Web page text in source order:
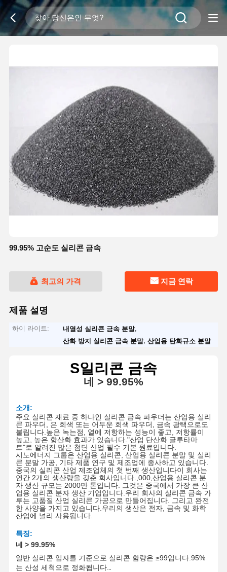
99.95% 고순도 실리콘 금속
최고의 가격 지금 연락
제품 설명
하이 라이트: 내열성 실리콘 금속 분말,
산화 방지 실리콘 금속 분말,산업용 탄화규소 분말
S일리콘 금속
네 > 99.95%
소개:
주요 실리콘 재료 중 하나인 실리콘 금속 파우더는 산업용 실리
콘 파우더, 은 회색 또는 어두운 회색 파우더, 금속 광택으로도
불립니다. 높은 녹는점, 열에 저항하는 성능이 좋고, 저항률이
높고, 높은 항산화 효과가 있습니다."산업 단산화 글루타마
트"로 알려진 많은 첨단 산업 필수 기본 원료입니다.
시노에너지 그룹은 산업용 실리콘, 산업용 실리콘 분말 및 실리
콘 분말 가공, 기타 제품 연구 및 제조업에 종사하고 있습니다.
중국의 실리콘 산업 제조업체의 첫 번째 생산입니다이 회사는
연간 2개의 생산량을 갖춘 회사입니다. ,000, 산업용 실리콘 분
자 생산 규모는 2000만 톤입니다. 그것은 중국에서 가장 큰 산
업용 실리콘 분자 생산 기업입니다.우리 회사의 실리콘 금속 가
루는 고품질 산업 실리콘 가공으로 만들어집니다. 그리고 완전
한 사양을 가지고 있습니다.우리의 생산은 전자, 금속 및 화학
산업에 널리 사용됩니다.
특징:
네 > 99.95%
일반 실리콘 입자를 기준으로 실리콘 함량은 ≥99입니다.95%
는 산성 세척으로 정화됩니다. .